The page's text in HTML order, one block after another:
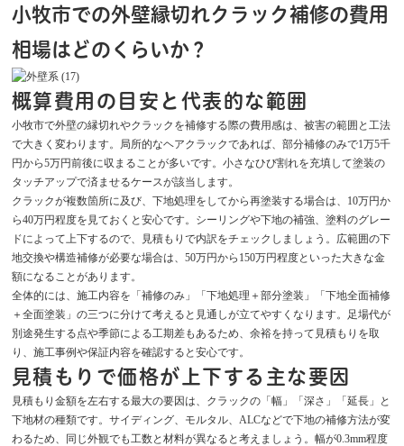
小牧市での外壁縁切れクラック補修の費用
相場はどのくらいか？
概算費用の目安と代表的な範囲
小牧市で外壁の縁切れやクラックを補修する際の費用感は、被害の範囲と工法
で大きく変わります。局所的なヘアクラックであれば、部分補修のみで1万5千
円から5万円前後に収まることが多いです。小さなひび割れを充填して塗装の
タッチアップで済ませるケースが該当します。
クラックが複数箇所に及び、下地処理をしてから再塗装する場合は、10万円か
ら40万円程度を見ておくと安心です。シーリングや下地の補強、塗料のグレー
ドによって上下するので、見積もりで内訳をチェックしましょう。広範囲の下
地交換や構造補修が必要な場合は、50万円から150万円程度といった大きな金
額になることがあります。
全体的には、施工内容を「補修のみ」「下地処理＋部分塗装」「下地全面補修
＋全面塗装」の三つに分けて考えると見通しが立てやすくなります。足場代が
別途発生する点や季節による工期差もあるため、余裕を持って見積もりを取
り、施工事例や保証内容を確認すると安心です。
見積もりで価格が上下する主な要因
見積もり金額を左右する最大の要因は、クラックの「幅」「深さ」「延長」と
下地材の種類です。サイディング、モルタル、ALCなどで下地の補修方法が変
わるため、同じ外観でも工数と材料が異なると考えましょう。幅が0.3mm程度